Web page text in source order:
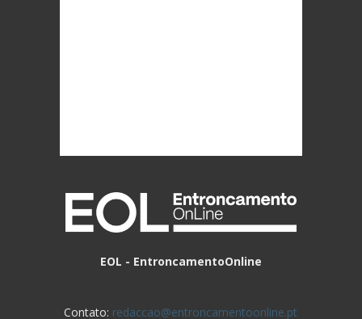
EOL - EntroncamentoOnline
Contato: redaccao@entroncamentoonline.pt